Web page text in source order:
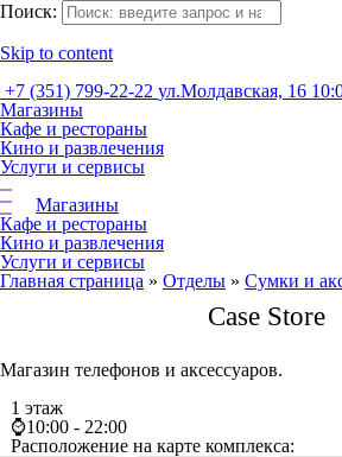
Поиск:
Skip to content
+7 (351) 799-22-22 ул.Молдавская, 16
Магазины
Кафе и рестораны
Кино и развлечения
Услуги и сервисы
Магазины
Кафе и рестораны
Кино и развлечения
Услуги и сервисы
Главная страница » Отделы » Сумки и
Case Store
Магазин телефонов и аксессуаров.
1 этаж
⌚10:00 - 22:00
Расположение на карте комплекса: